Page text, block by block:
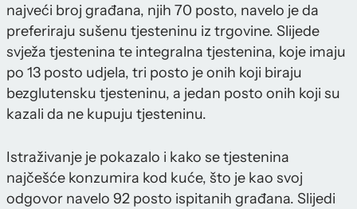
najveći broj građana, njih 70 posto, navelo je da
preferiraju sušenu tjesteninu iz trgovine. Slijede
svježa tjestenina te integralna tjestenina, koje imaju
po 13 posto udjela, tri posto je onih koji biraju
bezglutensku tjesteninu, a jedan posto onih koji su
kazali da ne kupuju tjesteninu.
Istraživanje je pokazalo i kako se tjestenina
najčešće konzumira kod kuće, što je kao svoj
odgovor navelo 92 posto ispitanih građana. Slijedi